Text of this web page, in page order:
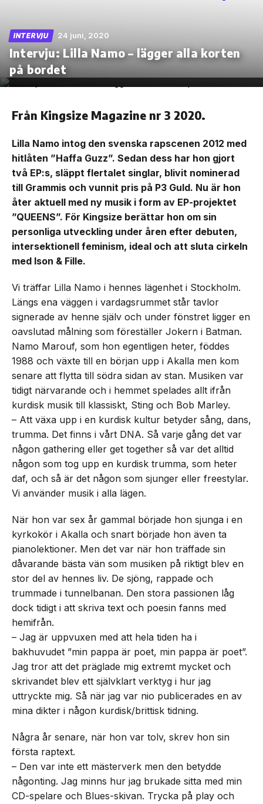
the
INTERVJU 24 juni, 2020
Intervju: Lilla Namo – lägger alla korten
på bordet
Från Kingsize Magazine nr 3 2020.
Lilla Namo intog den svenska rapscenen 2012 med
hitlåten ”Haffa Guzz”. Sedan dess har hon gjort
två EP:s, släppt flertalet singlar, blivit nominerad
till Grammis och vunnit pris på P3 Guld. Nu är hon
åter aktuell med ny musik i form av EP-projektet
”QUEENS”. För Kingsize berättar hon om sin
personliga utveckling under åren efter debuten,
intersektionell feminism, ideal och att sluta cirkeln
med Ison & Fille.
Vi träffar Lilla Namo i hennes lägenhet i Stockholm.
Längs ena väggen i vardagsrummet står tavlor
signerade av henne själv och under fönstret ligger en
oavslutad målning som föreställer Jokern i Batman.
Namo Marouf, som hon egentligen heter, föddes
1988 och växte till en början upp i Akalla men kom
senare att flytta till södra sidan av stan. Musiken var
tidigt närvarande och i hemmet spelades allt ifrån
kurdisk musik till klassiskt, Sting och Bob Marley.
– Att växa upp i en kurdisk kultur betyder sång, dans,
trumma. Det finns i vårt DNA. Så varje gång det var
någon gathering eller get together så var det alltid
någon som tog upp en kurdisk trumma, som heter
daf, och så är det någon som sjunger eller freestylar.
Vi använder musik i alla lägen.
När hon var sex år gammal började hon sjunga i en
kyrkokör i Akalla och snart började hon även ta
pianolektioner. Men det var när hon träffade sin
dåvarande bästa vän som musiken på riktigt blev en
stor del av hennes liv. De sjöng, rappade och
trummade i tunnelbanan. Den stora passionen låg
dock tidigt i att skriva text och poesin fanns med
hemifrån.
– Jag är uppvuxen med att hela tiden ha i
bakhuvudet ”min pappa är poet, min pappa är poet”.
Jag tror att det präglade mig extremt mycket och
skrivandet blev ett självklart verktyg i hur jag
uttryckte mig. Så när jag var nio publicerades en av
mina dikter i någon kurdisk/brittisk tidning.
Några år senare, när hon var tolv, skrev hon sin
första raptext.
– Den var inte ett mästerverk men den betydde
någonting. Jag minns hur jag brukade sitta med min
CD-spelare och Blues-skivan. Trycka på play och